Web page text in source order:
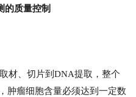
的质量控制
材、切片到DNA提取，整个
肿瘤细胞含量必须达到一定数